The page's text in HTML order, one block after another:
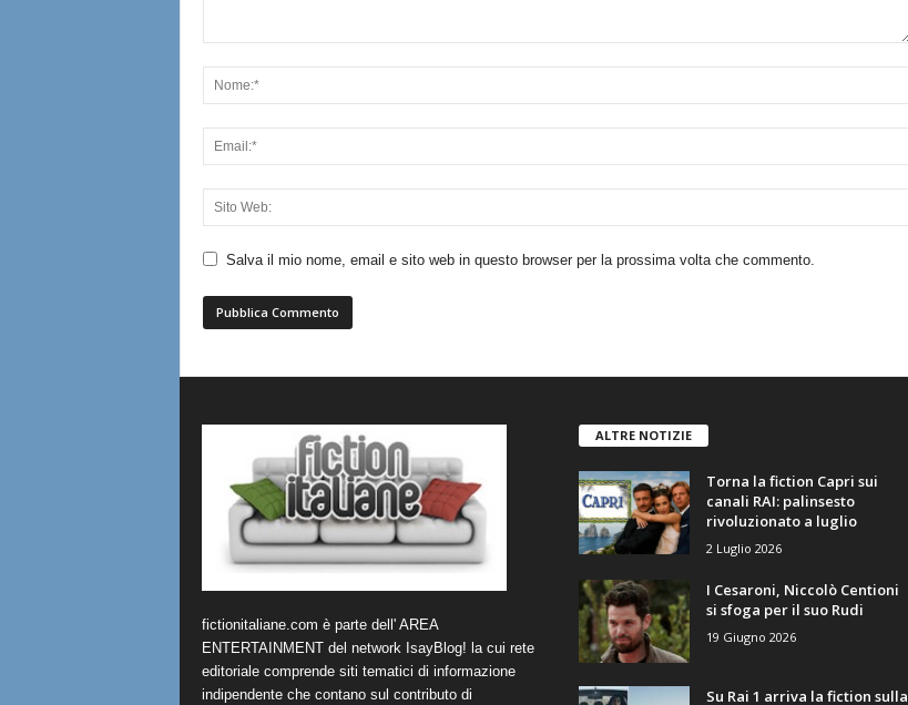
Salva il mio nome, email e sito web in questo browser per la prossima volta che commento.
fictionitaliane.com è parte dell' AREA
ENTERTAINMENT del network IsayBlog! la cui rete
editoriale comprende siti tematici di informazione
indipendente che contano sul contributo di
ALTRE NOTIZIE
Torna la fiction Capri sui
canali RAI: palinsesto
rivoluzionato a luglio
2 Luglio 2026
I Cesaroni, Niccolò Centioni
si sfoga per il suo Rudi
19 Giugno 2026
Su Rai 1 arriva la fiction sulla